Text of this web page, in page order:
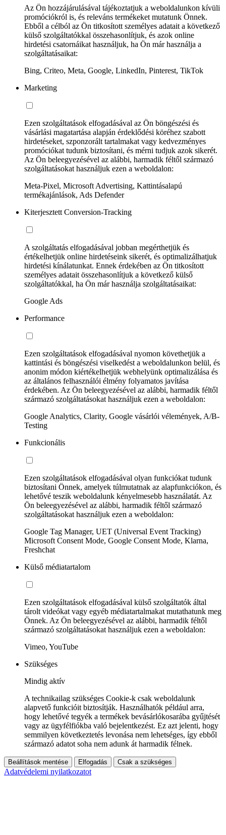
Az Ön hozzájárulásával tájékoztatjuk a weboldalunkon kívüli
promóciókról is, és releváns termékeket mutatunk Önnek.
Ebből a célból az Ön titkosított személyes adatait a következő
külső szolgáltatókkal összehasonlítjuk, és azok online
hirdetési csatornáikat használjuk, ha Ön már használja a
szolgáltatásaikat:
Bing, Criteo, Meta, Google, LinkedIn, Pinterest, TikTok
Marketing
Ezen szolgáltatások elfogadásával az Ön böngészési és
vásárlási magatartása alapján érdeklődési köréhez szabott
hirdetéseket, szponzorált tartalmakat vagy kedvezményes
promóciókat tudunk biztosítani, és mérni tudjuk azok sikerét.
Az Ön beleegyezésével az alábbi, harmadik féltől származó
szolgáltatásokat használjuk ezen a weboldalon:
Meta-Pixel, Microsoft Advertising, Kattintásalapú
termékajánlások, Ads Defender
Kiterjesztett Conversion-Tracking
A szolgáltatás elfogadásával jobban megérthetjük és
értékelhetjük online hirdetéseink sikerét, és optimalizálhatjuk
hirdetési kínálatunkat. Ennek érdekében az Ön titkosított
személyes adatait összehasonlítjuk a következő külső
szolgáltatókkal, ha Ön már használja szolgáltatásaikat:
Google Ads
Performance
Ezen szolgáltatások elfogadásával nyomon követhetjük a
kattintási és böngészési viselkedést a weboldalunkon belül, és
anonim módon kiértékelhetjük webhelyünk optimalizálása és
az általános felhasználói élmény folyamatos javítása
érdekében. Az Ön beleegyezésével az alábbi, harmadik féltől
származó szolgáltatásokat használjuk ezen a weboldalon:
Google Analytics, Clarity, Google vásárlói vélemények, A/B-
Testing
Funkcionális
Ezen szolgáltatások elfogadásával olyan funkciókat tudunk
biztosítani Önnek, amelyek túlmutatnak az alapfunkciókon, és
lehetővé teszik weboldalunk kényelmesebb használatát. Az
Ön beleegyezésével az alábbi, harmadik féltől származó
szolgáltatásokat használjuk ezen a weboldalon:
Google Tag Manager, UET (Universal Event Tracking)
Microsoft Consent Mode, Google Consent Mode, Klarna,
Freshchat
Külső médiatartalom
Ezen szolgáltatások elfogadásával külső szolgáltatók által
tárolt videókat vagy egyéb médiatartalmakat mutathatunk meg
Önnek. Az Ön beleegyezésével az alábbi, harmadik féltől
származó szolgáltatásokat használjuk ezen a weboldalon:
Vimeo, YouTube
Szükséges
Mindig aktív
A technikailag szükséges Cookie-k csak weboldalunk
alapvető funkcióit biztosítják. Használhatók például arra,
hogy lehetővé tegyék a termékek bevásárlókosarába gyűjtését
vagy az ügyfélfiókba való bejelentkezést. Ez azt jelenti, hogy
semmilyen következtetés levonása nem lehetséges, így ebből
származó adatot soha nem adunk át harmadik félnek.
Beállítások mentése Elfogadás Csak a szükséges
Adatvédelemi nyilatkozatot